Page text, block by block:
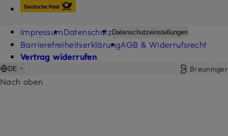
ImpressumDatenschutzDatenschutzeinstellungen
BarrierefreiheitserklärungAGB & Widerrufsrecht
Vertrag widerrufen
DE Breuninger
Nach oben